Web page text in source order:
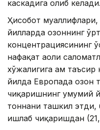
каскадига олиб келади.
Ҳисобот
йилларда озоннинг
концентрациясининг
нафақат аҳоли
хўжалигига ҳам
йилда Европада озон
чиқаришнинг умумий
тоннани ташкил этди,
ишлаб чиқаришдан